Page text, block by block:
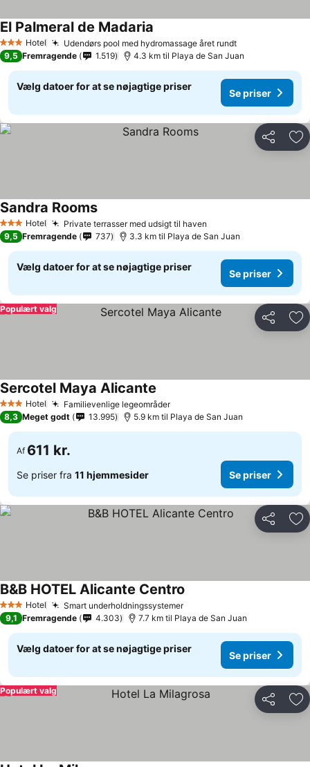
3 StjernerHotel Udendørs pool med hydromassage året rundt
El Palmeral de Madaria
9,5 Fremragende 1.519 4.3 km til Playa de San Juan
Vælg datoer for at se nøjagtige priser
Se priser
Del
3 StjernerHotel Private terrasser med udsigt til haven
Sandra Rooms
9,5 Fremragende 737 3.3 km til Playa de San Juan
Vælg datoer for at se nøjagtige priser
Se priser
Del
Populært valg
3 StjernerHotel Familievenlige legeområder
Sercotel Maya Alicante
8,3 Meget godt 13.995 5.9 km til Playa de San Juan
Af 611 kr.
Se priser fra 11 hjemmesider Se priser
Del
3 StjernerHotel Smart underholdningssystemer
B&B HOTEL Alicante Centro
9,1 Fremragende 4.303 7.7 km til Playa de San Juan
Vælg datoer for at se nøjagtige priser
Se priser
Del
Populært valg